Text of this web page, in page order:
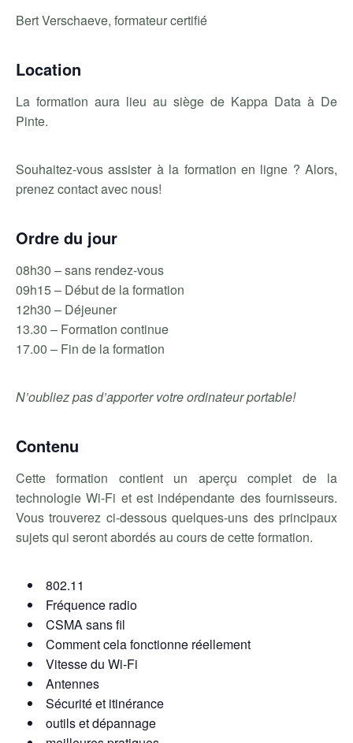
Bert Verschaeve, formateur certifié
Location
La formation aura lieu au siège de Kappa Data à De
Pinte.
Souhaitez-vous assister à la formation en ligne ? Alors,
prenez contact avec nous!
Ordre du jour
08h30 – sans rendez-vous
09h15 – Début de la formation
12h30 – Déjeuner
13.30 – Formation continue
17.00 – Fin de la formation
N’oubliez pas d’apporter votre ordinateur portable!
Contenu
Cette formation contient un aperçu complet de la
technologie Wi-Fi et est indépendante des fournisseurs.
Vous trouverez ci-dessous quelques-uns des principaux
sujets qui seront abordés au cours de cette formation.
802.11
Fréquence radio
CSMA sans fil
Comment cela fonctionne réellement
Vitesse du Wi-Fi
Antennes
Sécurité et itinérance
outils et dépannage